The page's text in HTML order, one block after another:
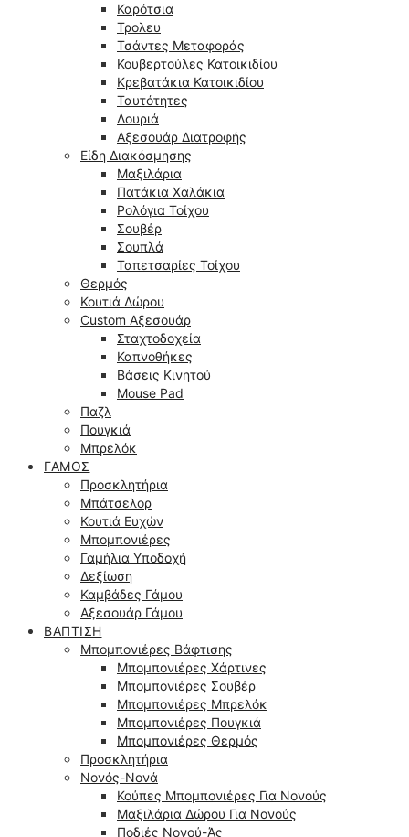
Καρότσια
Τρολευ
Τσάντες Μεταφοράς
Κουβερτούλες Κατοικιδίου
Κρεβατάκια Κατοικιδίου
Ταυτότητες
Λουριά
Αξεσουάρ Διατροφής
Είδη Διακόσμησης
Μαξιλάρια
Πατάκια Χαλάκια
Ρολόγια Τοίχου
Σουβέρ
Σουπλά
Ταπετσαρίες Τοίχου
Θερμός
Κουτιά Δώρου
Custom Αξεσουάρ
Σταχτοδοχεία
Καπνοθήκες
Βάσεις Κινητού
Mouse Pad
Παζλ
Πουγκιά
Μπρελόκ
ΓΆΜΟΣ
Προσκλητήρια
Μπάτσελορ
Κουτιά Ευχών
Μπομπονιέρες
Γαμήλια Υποδοχή
Δεξίωση
Καμβάδες Γάμου
Αξεσουάρ Γάμου
ΒΆΠΤΙΣΗ
Μπομπονιέρες Βάφτισης
Μπομπονιέρες Χάρτινες
Μπομπονιέρες Σουβέρ
Μπομπονιέρες Μπρελόκ
Μπομπονιέρες Πουγκιά
Μπομπονιέρες Θερμός
Προσκλητήρια
Νονός-Νονά
Κούπες Μπομπονιέρες Για Νονούς
Μαξιλάρια Δώρου Για Νονούς
Ποδιές Νονού-Άς